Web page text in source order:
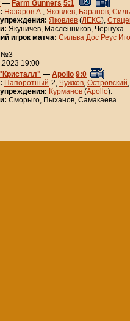
— Farm Gunners 5:1
Назаров А., Яковлев, Баранов,
Яковлев (ЛЕКС),
Якуничев, Масленников, Чернуха
игрок матча: Сильва Дос Реус
№3
19:00
— Apollo 9:0
Папоротный-2, Чужков, Островский,
Курманов (Apollo).
Сморыго, Пыханов, Самакаева